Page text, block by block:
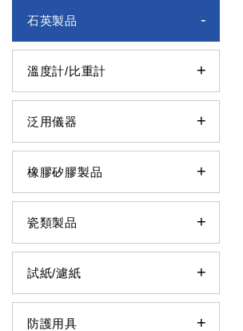
石英製品
溫度計/比重計
泛用儀器
橡膠矽膠製品
瓷類製品
試紙/濾紙
防護用具